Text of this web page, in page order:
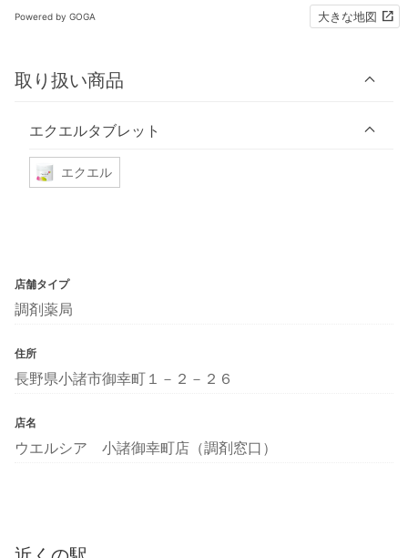
Powered by GOGA 大きな地図
取り扱い商品
エクエルタブレット
エクエル
店舗タイプ
調剤薬局
住所
長野県小諸市御幸町１－２－２６
店名
ウエルシア 小諸御幸町店（調剤窓口）